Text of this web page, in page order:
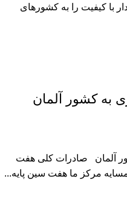
با کیفیت را به کشورهای
به کشور آلمان
آلمان صادرات کلی هفت
مرکز ما هفت سین پایه...